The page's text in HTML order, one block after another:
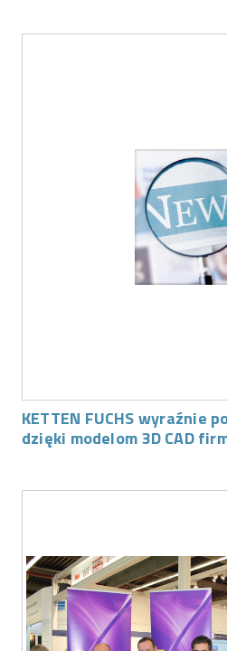
KETTEN FUCHS wyraźnie
dzięki modelom 3D CAD